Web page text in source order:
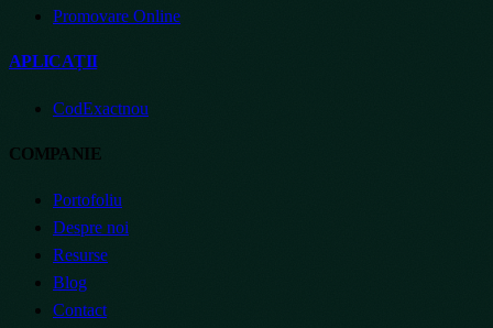
Promovare Online
APLICAȚII
CodExactnou
COMPANIE
Portofoliu
Despre noi
Resurse
Blog
Contact